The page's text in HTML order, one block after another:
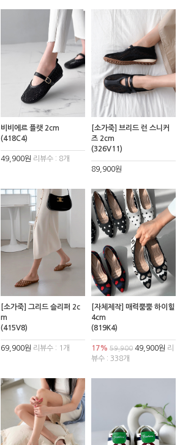
비비에르 플랫 2cm
(418C4)
49,900원 리뷰수 : 8개
[소가죽] 브리드 런 스니커
즈 2cm
(326V11)
89,900원
[소가죽] 그리드 슬리퍼 2c
m
(415V8)
69,900원 리뷰수 : 1개
[자체제작] 매력뿜뿜 하이힐
4cm
(819K4)
17% 59,90049,900원 리
뷰수 : 338개